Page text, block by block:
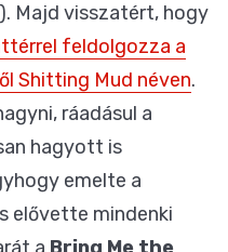
Majd visszatért, hogy
feldolgozza a
Shitting Mud néven.
ráadásul a
hagyott is
emelte a
elővette mindenki